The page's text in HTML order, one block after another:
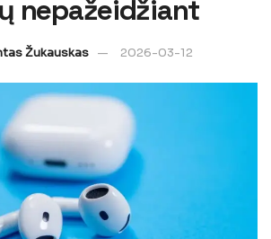
nepažeidžiant
Žukauskas 2026-03-12